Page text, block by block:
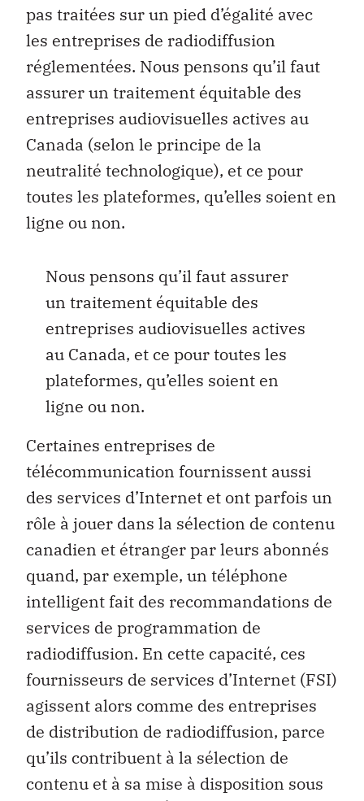
pas traitées sur un pied d’égalité avec
les entreprises de radiodiffusion
réglementées. Nous pensons qu’il faut
assurer un traitement équitable des
entreprises audiovisuelles actives au
Canada (selon le principe de la
neutralité technologique), et ce pour
toutes les plateformes, qu’elles soient en
ligne ou non.
Nous pensons qu’il faut assurer
un traitement équitable des
entreprises audiovisuelles actives
au Canada, et ce pour toutes les
plateformes, qu’elles soient en
ligne ou non.
Certaines entreprises de
télécommunication fournissent aussi
des services d’Internet et ont parfois un
rôle à jouer dans la sélection de contenu
canadien et étranger par leurs abonnés
quand, par exemple, un téléphone
intelligent fait des recommandations de
services de programmation de
radiodiffusion. En cette capacité, ces
fournisseurs de services d’Internet (FSI)
agissent alors comme des entreprises
de distribution de radiodiffusion, parce
qu’ils contribuent à la sélection de
contenu et à sa mise à disposition sous